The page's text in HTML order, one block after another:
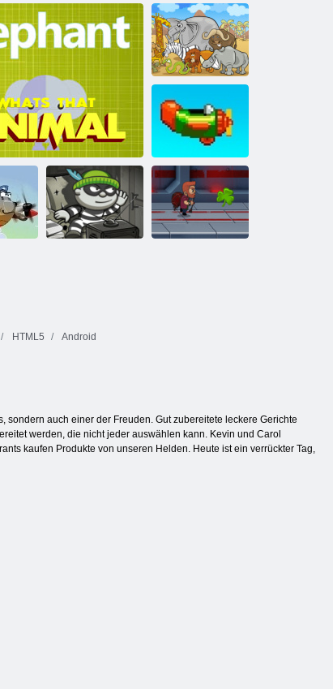
Finden Sie 10
Unterschiede
Wiederholen
HTML5 Android
auch einer der Freuden. Gut zubereitete leckere Gerichte
werden, die nicht jeder auswählen kann. Kevin und Carol
kaufen Produkte von unseren Helden. Heute ist ein verrückter Tag,